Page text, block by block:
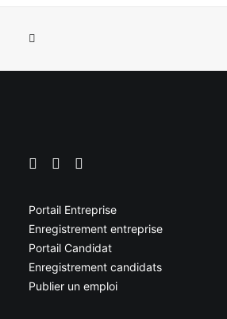
Portail Entreprise
Enregistrement entreprise
Portail Candidat
Enregistrement candidats
Publier un emploi